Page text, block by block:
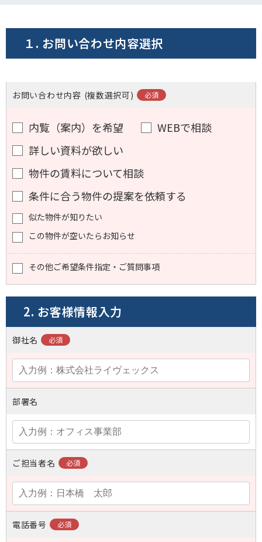
１. お問い合わせ内容選択
お問い合わせ内容 (複数選択可)
内覧（案内）を希望
WEBで相談
詳しい資料が欲しい
物件の賃料について相談
条件に合う物件の提案を依頼する
似た物件が知りたい
この物件が空いたらお知らせ
その他ご希望条件指定・ご質問事項
2. お客様情報入力
御社名
部署名
ご担当者名
電話番号